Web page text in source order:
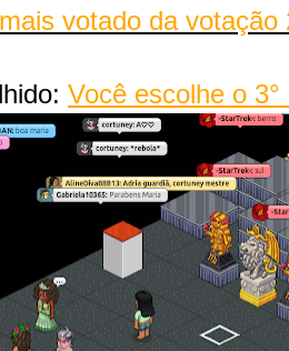
votado da votação
Você escolhe o